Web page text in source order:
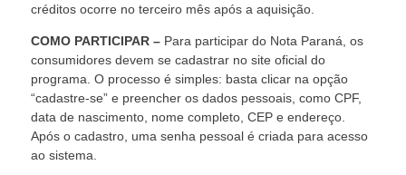
créditos ocorre no terceiro mês após a aquisição.
COMO PARTICIPAR – Para participar do Nota Paraná, os
consumidores devem se cadastrar no site oficial do
programa. O processo é simples: basta clicar na opção
“cadastre-se” e preencher os dados pessoais, como CPF,
data de nascimento, nome completo, CEP e endereço.
Após o cadastro, uma senha pessoal é criada para acesso
ao sistema.